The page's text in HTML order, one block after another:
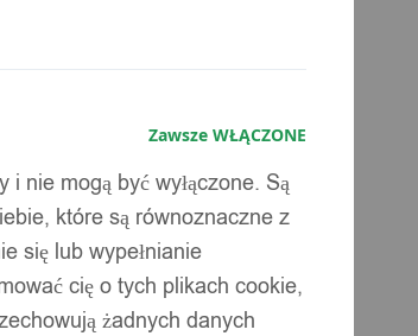
Zawsze WŁĄCZONE
nie mogą być wyłączone. Są
które są równoznaczne z
się lub wypełnianie
cię o tych plikach cookie,
żadnych danych